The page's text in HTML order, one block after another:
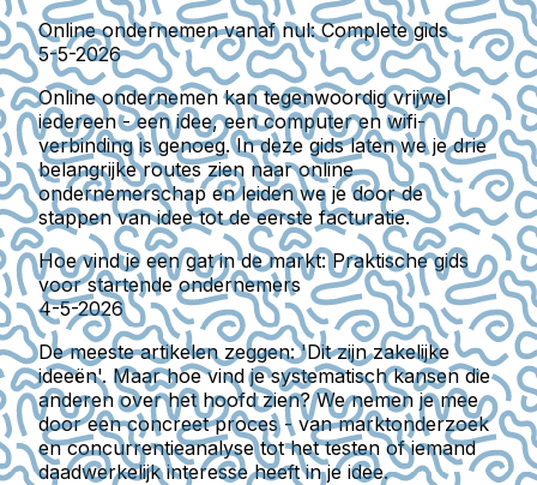
Online ondernemen vanaf nul: Complete gids
5-5-2026
Online ondernemen kan tegenwoordig vrijwel
iedereen - een idee, een computer en wifi-
verbinding is genoeg. In deze gids laten we je drie
belangrijke routes zien naar online
ondernemerschap en leiden we je door de
stappen van idee tot de eerste facturatie.
Hoe vind je een gat in de markt: Praktische gids
voor startende ondernemers
4-5-2026
De meeste artikelen zeggen: 'Dit zijn zakelijke
ideeën'. Maar hoe vind je systematisch kansen die
anderen over het hoofd zien? We nemen je mee
door een concreet proces - van marktonderzoek
en concurrentieanalyse tot het testen of iemand
daadwerkelijk interesse heeft in je idee.